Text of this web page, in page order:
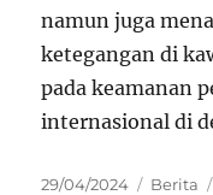
namun juga
ketegangan di
pada keamanan
internasional di
Posted
29/04/2024 Berita